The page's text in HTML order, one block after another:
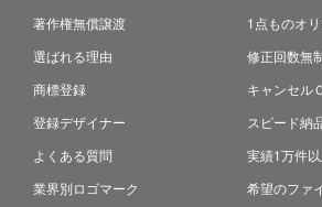
著作権無償譲渡
選ばれる理由
商標登録
登録デザイナー
よくある質問
業界別ロゴマーク
1点ものオ
修正回数無
キャンセル
スピード納
実績1万件
希望のファ